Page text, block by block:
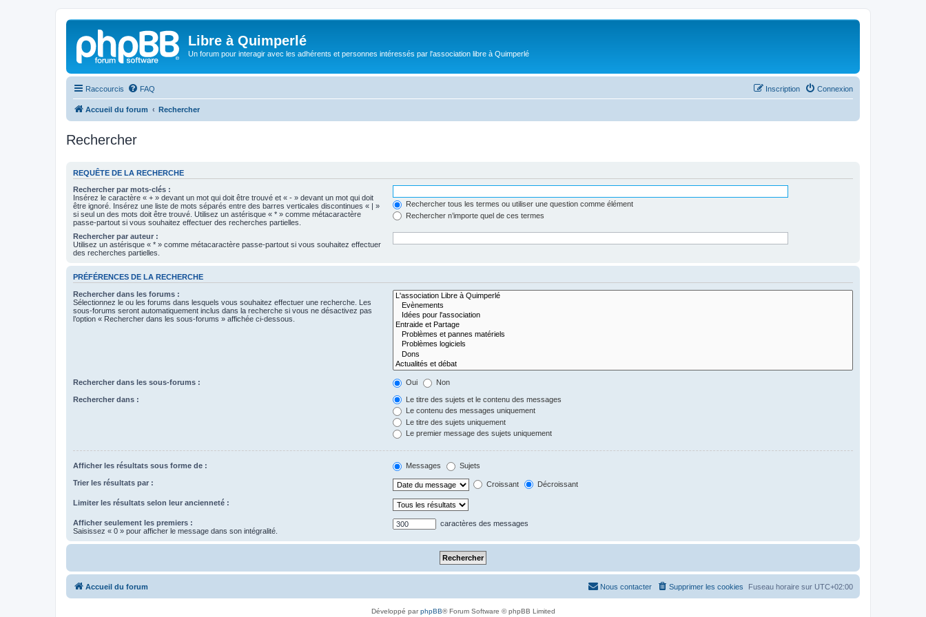
Libre à Quimperlé
Un forum pour interagir avec les adhérents et personnes intéressés par l'association libre à Quimperlé
Raccourcis FAQ Connexion
Inscription
Accueil du forum Rechercher
Rechercher
REQUÊTE DE LA RECHERCHE
Rechercher par mots-clés :
Insérez le caractère « + » devant un mot qui doit être trouvé et « - » devant un mot qui doit
être ignoré. Insérez une liste de mots séparés entre des barres verticales discontinues « | »
si seul un des mots doit être trouvé. Utilisez un astérisque « * » comme métacaractère
passe-partout si vous souhaitez effectuer des recherches partielles.
Rechercher tous les termes ou utiliser une question comme élément
Rechercher n’importe quel de ces termes
Rechercher par auteur :
Utilisez un astérisque « * » comme métacaractère passe-partout si vous souhaitez effectuer
des recherches partielles.
PRÉFÉRENCES DE LA RECHERCHE
Rechercher dans les forums :
Sélectionnez le ou les forums dans lesquels vous souhaitez effectuer une recherche. Les
sous-forums seront automatiquement inclus dans la recherche si vous ne désactivez pas
l’option « Rechercher dans les sous-forums » affichée ci-dessous.
Rechercher dans les sous-forums : Oui Non
Rechercher dans :
Le titre des sujets et le contenu des messages
Le contenu des messages uniquement
Le titre des sujets uniquement
Le premier message des sujets uniquement
Afficher les résultats sous forme de : Messages Sujets
Trier les résultats par : Croissant Décroissant
Limiter les résultats selon leur ancienneté :
Afficher seulement les premiers :
Saisissez « 0 » pour afficher le message dans son intégralité.
caractères des messages
Accueil du forum Fuseau horaire sur UTC+02:00
Supprimer les cookies
Nous contacter
Développé parphpBB® Forum Software © phpBB Limited